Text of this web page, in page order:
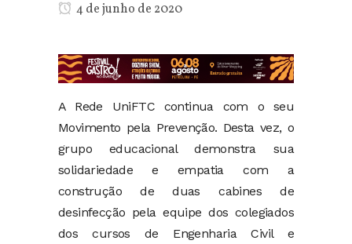
4 de junho de 2020
A Rede UniFTC continua com o seu
Movimento pela Prevenção. Desta vez, o
grupo educacional demonstra sua
solidariedade e empatia com a
construção de duas cabines de
desinfecção pela equipe dos colegiados
dos cursos de Engenharia Civil e